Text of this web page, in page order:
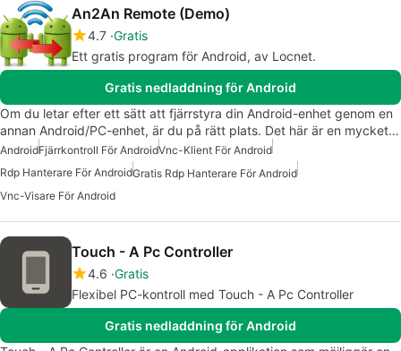
An2An Remote (Demo)
4.7 Gratis
Ett gratis program för Android, av Locnet.
Gratis nedladdning för Android
Om du letar efter ett sätt att fjärrstyra din Android-enhet genom en
annan Android/PC-enhet, är du på rätt plats. Det här är en mycket…
AndroidFjärrkontroll För AndroidVnc-Klient För Android
Rdp Hanterare För AndroidGratis Rdp Hanterare För Android
Vnc-Visare För Android
Touch - A Pc Controller
4.6 Gratis
Flexibel PC-kontroll med Touch - A Pc Controller
Gratis nedladdning för Android